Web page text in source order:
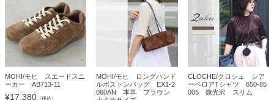
MOHI/モヒ スエードスニ
ーカー AB713-11
¥17,380 （税込）
MOHI/モヒ ロングハンド
ルボストンバッグ EX1-2
060AN 本革 ブラウン
CLOCHE/クロシェ シア
ーベロアTシャツ 650-85
005 微光沢 スリム